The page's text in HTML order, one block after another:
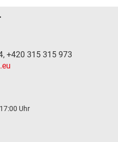
+420 315 315 973
Uhr